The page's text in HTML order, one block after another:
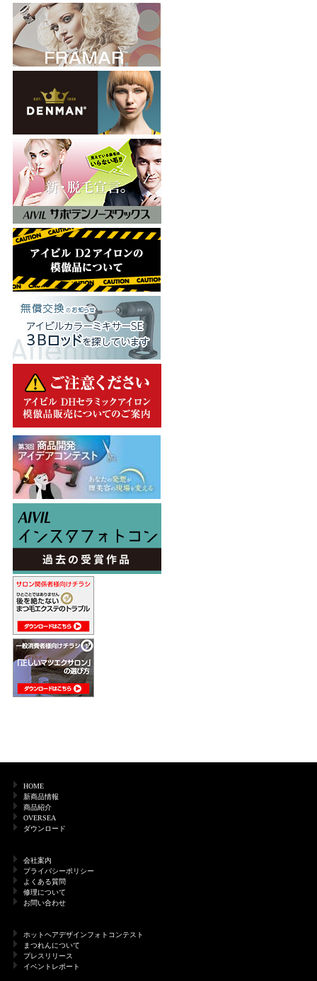
HOME
新商品情報
商品紹介
OVERSEA
ダウンロード
会社案内
プライバシーポリシー
よくある質問
修理について
お問い合わせ
ホットヘアデザインフォトコンテスト
まつれんについて
プレスリリース
イベントレポート